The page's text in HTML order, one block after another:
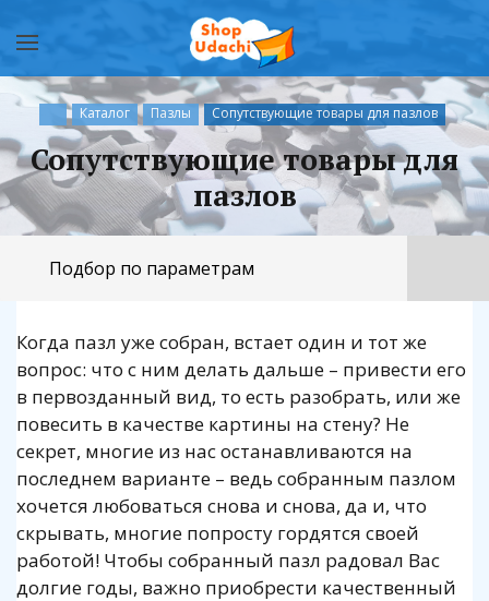
Каталог Пазлы Сопутствующие товары для пазлов
Сопутствующие товары для
пазлов
Подбор по параметрам
Когда пазл уже собран, встает один и тот же
вопрос: что с ним делать дальше – привести его
в первозданный вид, то есть разобрать, или же
повесить в качестве картины на стену? Не
секрет, многие из нас останавливаются на
последнем варианте – ведь собранным пазлом
хочется любоваться снова и снова, да и, что
скрывать, многие попросту гордятся своей
работой! Чтобы собранный пазл радовал Вас
долгие годы, важно приобрести качественный